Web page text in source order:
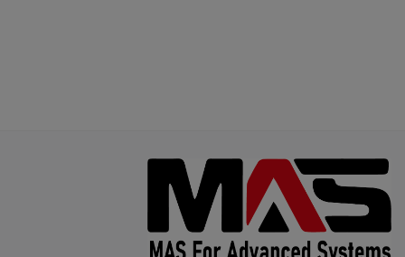
ماكينات-
التزوير-
كشف-
Khaleej
Egypt
عد
نقدية,كاميرات
النقود
النقدية
مصفحة